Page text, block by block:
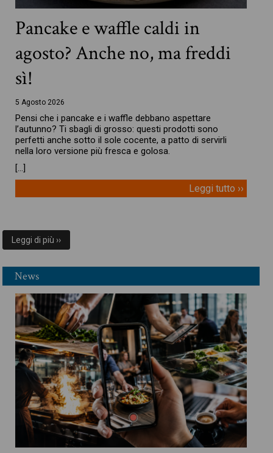
Pancake e waffle caldi in
agosto? Anche no, ma freddi
sì!
5 Agosto 2026
Pensi che i pancake e i waffle debbano aspettare
l’autunno? Ti sbagli di grosso: questi prodotti sono
perfetti anche sotto il sole cocente, a patto di servirli
nella loro versione più fresca e golosa.
[…]
Leggi tutto ››
Leggi di più ››
News